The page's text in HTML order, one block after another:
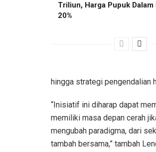
Triliun, Harga Pupuk
20%
hingga strategi pengendalian
“Inisiatif ini diharap dapat
memiliki masa depan cerah
mengubah paradigma, dari
tambah bersama,” tambah